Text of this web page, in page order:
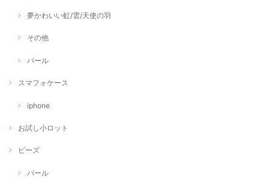
夢かわいい虹/雲/天使の羽
その他
パール
スマフォケース
iphone
お試し小ロット
ビーズ
パール